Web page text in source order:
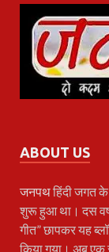
ABOUT US
जनपथहिंदी जगत
शुरू हुआ था। दस
गीत” छापकर यह
किया गया। अब